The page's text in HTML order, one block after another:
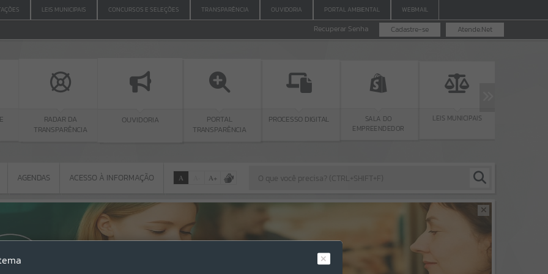
LEIS MUNICIPAIS CONCURSOS E SELEÇÕES TRANSPARÊNCIA OUVIDORIA PORTAL AMBIENTAL WEBMAIL
Atende.Net
Cadastre-se
Recuperar Senha
RADAR DA
TRANSPARÊNCIA
OUVIDORIA PORTAL
TRANSPARÊNCIA
PROCESSO DIGITAL SALA DO
EMPREENDEDOR
LEIS MUNICIPAIS
Por favor, aguarde...
AGENDAS ACESSO À INFORMAÇÃO
ACESSO À INFORMAÇÃO
A A+